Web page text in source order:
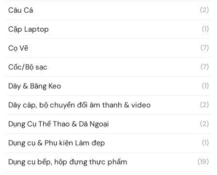
Câu Cá (2)
Cặp Laptop (1)
Cọ Vẽ (7)
Cốc/Bộ sạc (7)
Dây & Băng Keo (1)
Dây cáp, bộ chuyển đổi âm thanh & video (2)
Dụng Cụ Thể Thao & Dã Ngoại (2)
Dụng cụ & Phụ kiện Làm đẹp (1)
Dụng cụ bếp, hộp đựng thực phẩm (19)